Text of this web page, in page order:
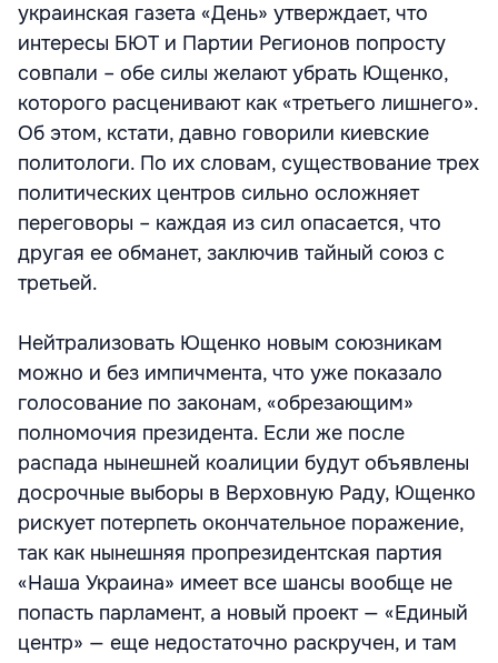
украинская газета «День» утверждает, что
интересы БЮТ и Партии Регионов попросту
совпали – обе силы желают убрать Ющенко,
которого расценивают как «третьего лишнего».
Об этом, кстати, давно говорили киевские
политологи. По их словам, существование трех
политических центров сильно осложняет
переговоры – каждая из сил опасается, что
другая ее обманет, заключив тайный союз с
третьей.
Нейтрализовать Ющенко новым союзникам
можно и без импичмента, что уже показало
голосование по законам, «обрезающим»
полномочия президента. Если же после
распада нынешней коалиции будут объявлены
досрочные выборы в Верховную Раду, Ющенко
рискует потерпеть окончательное поражение,
так как нынешняя пропрезидентская партия
«Наша Украина» имеет все шансы вообще не
попасть парламент, а новый проект — «Единый
центр» — еще недостаточно раскручен, и там